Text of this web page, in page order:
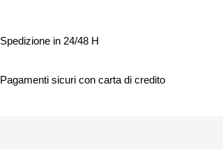
Spedizione in 24/48 H
Pagamenti sicuri con carta di credito